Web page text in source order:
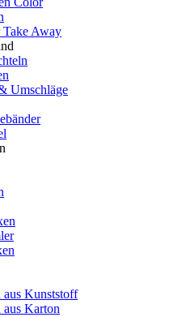
Take Away
Umschläge
aus Kunststoff
Karton